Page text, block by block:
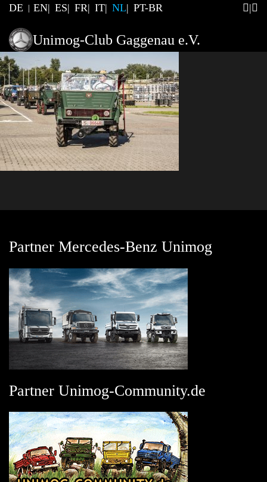
DE EN ES FR IT NL PT-BR
Unimog-Club Gaggenau e.V.
Partner Mercedes-Benz Unimog
Partner Unimog-Community.de